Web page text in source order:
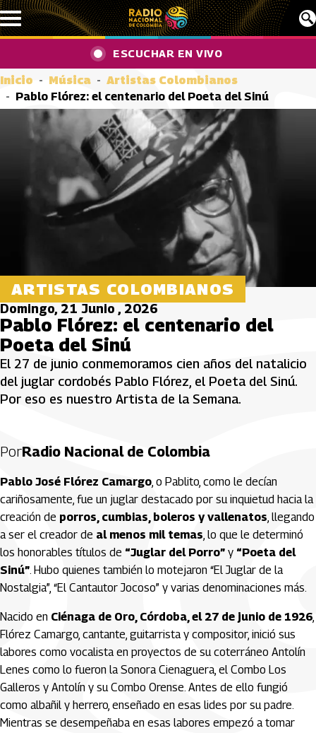
Pasar al contenido principal
ESCUCHAR EN VIVO
Inicio Música
Artistas Colombianos
Pablo Flórez: el centenario del Poeta del Sinú
ARTISTAS COLOMBIANOS
Domingo, 21 Junio , 2026
Pablo Flórez: el centenario del
Poeta del Sinú
El 27 de junio conmemoramos cien años del natalicio
del juglar cordobés Pablo Flórez, el Poeta del Sinú.
Por eso es nuestro Artista de la Semana.
PorRadio Nacional de Colombia
Pablo José Flórez Camargo, o Pablito, como le decían
cariñosamente, fue un juglar destacado por su inquietud hacia la
creación de porros, cumbias, boleros y vallenatos, llegando
a ser el creador de al menos mil temas, lo que le determinó
los honorables títulos de “Juglar del Porro” y “Poeta del
Sinú”. Hubo quienes también lo motejaron “El Juglar de la
Nostalgia”, “El Cantautor Jocoso” y varias denominaciones más.
Nacido en Ciénaga de Oro, Córdoba, el 27 de junio de 1926,
Flórez Camargo, cantante, guitarrista y compositor, inició sus
labores como vocalista en proyectos de su coterráneo Antolín
Lenes como lo fueron la Sonora Cienaguera, el Combo Los
Galleros y Antolín y su Combo Orense. Antes de ello fungió
como albañil y herrero, enseñado en esas lides por su padre.
Mientras se desempeñaba en esas labores empezó a tomar